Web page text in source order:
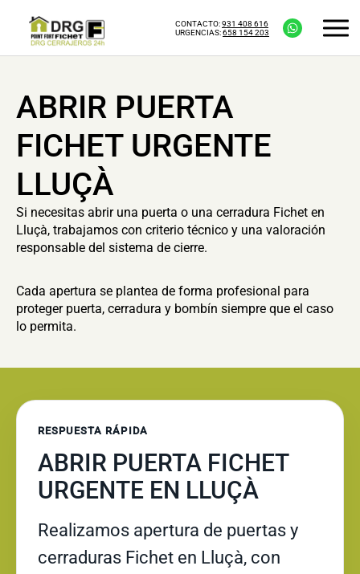
CONTACTO:931 408 616
URGENCIAS:658 154 203
ABRIR PUERTA
FICHET URGENTE
LLUÇÀ
Si necesitas abrir una puerta o una cerradura Fichet en
Lluçà, trabajamos con criterio técnico y una valoración
responsable del sistema de cierre.
Cada apertura se plantea de forma profesional para
proteger puerta, cerradura y bombín siempre que el caso
lo permita.
RESPUESTA RÁPIDA
ABRIR PUERTA FICHET
URGENTE EN LLUÇÀ
Realizamos apertura de puertas y
cerraduras Fichet en Lluçà, con